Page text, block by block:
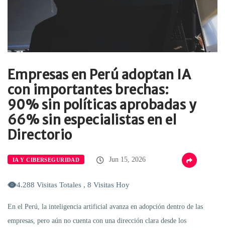
Empresas en Perú adoptan IA
con importantes brechas:
90% sin políticas aprobadas y
66% sin especialistas en el
Directorio
IA Y CIBERSEGURIDAD Jun 15, 2026
4.288 Visitas Totales , 8 Visitas Hoy
En el Perú, la inteligencia artificial avanza en adopción dentro de las
empresas, pero aún no cuenta con una dirección clara desde los